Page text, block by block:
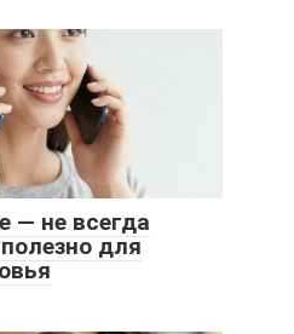
— не всегда
для